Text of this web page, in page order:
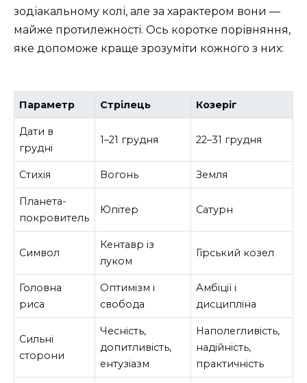
зодіакальному колі, але за характером вони —
майже протилежності. Ось коротке порівняння,
яке допоможе краще зрозуміти кожного з них:
Параметр Стрілець Козеріг
Дати в
грудні
1–21 грудня 22–31 грудня
Стихія Вогонь Земля
Планета-
покровитель
Юпітер Сатурн
Символ
Кентавр із
луком
Гірський козел
Головна
риса
Оптимізм і
свобода
Амбіції і
дисципліна
Сильні
сторони
Чесність,
допитливість,
ентузіазм
Наполегливість,
надійність,
практичність